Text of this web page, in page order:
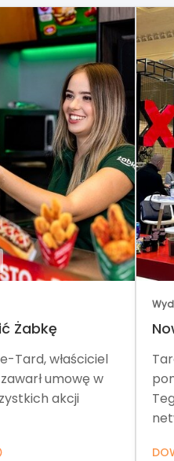
Żabkę
Tard, właściciel
umowę w
akcji